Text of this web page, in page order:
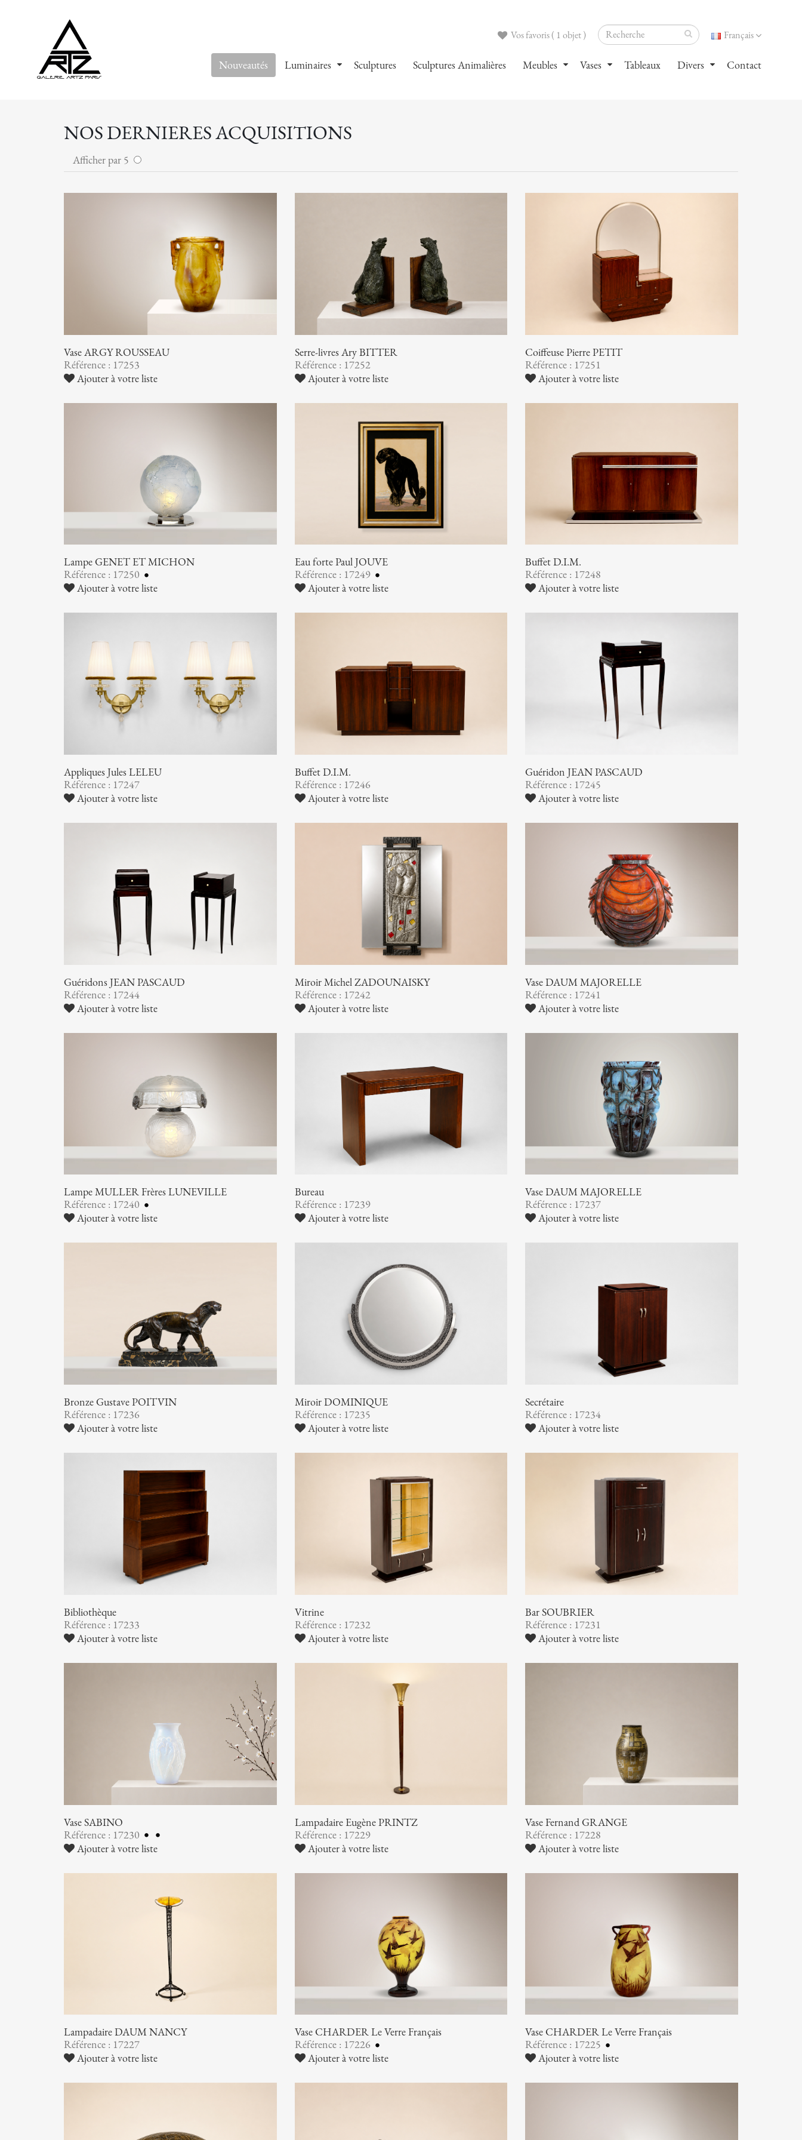
Français
Vos favoris ( 1 objet )
Nouveautés Luminaires Sculptures Sculptures Animalières Meubles Vases Tableaux Divers Contact
NOS DERNIERES ACQUISITIONS
Afficher par 5
Vase ARGY ROUSSEAU
Référence : 17253
Ajouter à votre liste
Serre-livres Ary BITTER
Référence : 17252
Ajouter à votre liste
Coiffeuse Pierre PETIT
Référence : 17251
Ajouter à votre liste
Lampe GENET ET MICHON
Référence : 17250
Ajouter à votre liste
Eau forte Paul JOUVE
Référence : 17249
Ajouter à votre liste
Buffet D.I.M.
Référence : 17248
Ajouter à votre liste
Appliques Jules LELEU
Référence : 17247
Ajouter à votre liste
Buffet D.I.M.
Référence : 17246
Ajouter à votre liste
Guéridon JEAN PASCAUD
Référence : 17245
Ajouter à votre liste
Guéridons JEAN PASCAUD
Référence : 17244
Ajouter à votre liste
Miroir Michel ZADOUNAISKY
Référence : 17242
Ajouter à votre liste
Vase DAUM MAJORELLE
Référence : 17241
Ajouter à votre liste
Lampe MULLER Frères LUNEVILLE
Référence : 17240
Ajouter à votre liste
Bureau
Référence : 17239
Ajouter à votre liste
Vase DAUM MAJORELLE
Référence : 17237
Ajouter à votre liste
Bronze Gustave POITVIN
Référence : 17236
Ajouter à votre liste
Miroir DOMINIQUE
Référence : 17235
Ajouter à votre liste
Secrétaire
Référence : 17234
Ajouter à votre liste
Bibliothèque
Référence : 17233
Ajouter à votre liste
Vitrine
Référence : 17232
Ajouter à votre liste
Bar SOUBRIER
Référence : 17231
Ajouter à votre liste
Vase SABINO
Référence : 17230
Ajouter à votre liste
Lampadaire Eugène PRINTZ
Référence : 17229
Ajouter à votre liste
Vase Fernand GRANGE
Référence : 17228
Ajouter à votre liste
Lampadaire DAUM NANCY
Référence : 17227
Ajouter à votre liste
Vase CHARDER Le Verre Français
Référence : 17226
Ajouter à votre liste
Vase CHARDER Le Verre Français
Référence : 17225
Ajouter à votre liste